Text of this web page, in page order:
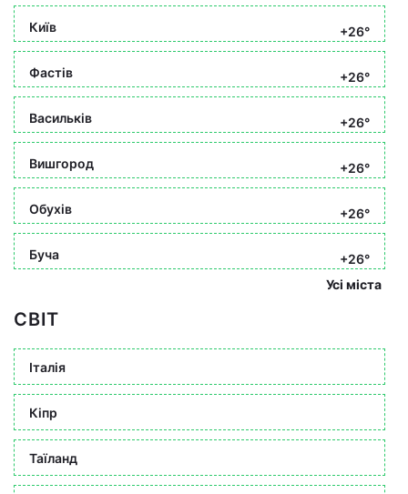
Київ +26°
Фастів +26°
Васильків +26°
Вишгород +26°
Обухів +26°
Буча
+26°
Усі міста
СВІТ
Італія
Кіпр
Таїланд